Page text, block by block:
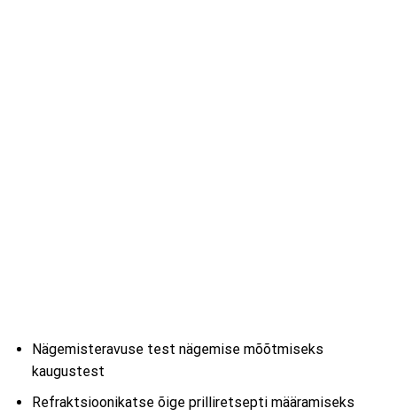
Nägemisteravuse test nägemise mõõtmiseks
kaugustest
Refraktsioonikatse õige prilliretsepti määramiseks